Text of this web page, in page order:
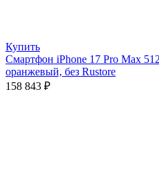
Купить
Смартфон iPhone 17 Pro Max
оранжевый, без Rustore
158 843 ₽